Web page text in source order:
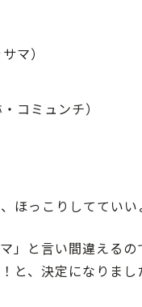
マ）
コミュンチ）
ほっこりしててい
」と言い間違えるの
と、決定になりまし